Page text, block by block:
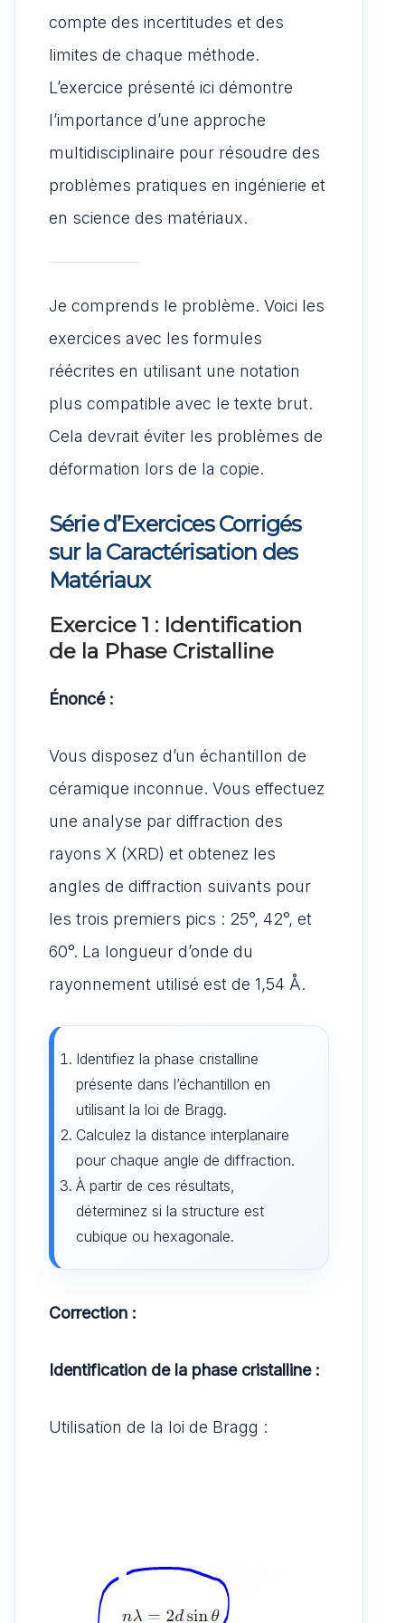
compte des incertitudes et des
limites de chaque méthode.
L’exercice présenté ici démontre
l’importance d’une approche
multidisciplinaire pour résoudre des
problèmes pratiques en ingénierie et
en science des matériaux.
Je comprends le problème. Voici les
exercices avec les formules
réécrites en utilisant une notation
plus compatible avec le texte brut.
Cela devrait éviter les problèmes de
déformation lors de la copie.
Série d’Exercices Corrigés
sur la Caractérisation des
Matériaux
Exercice 1 : Identification
de la Phase Cristalline
Énoncé :
Vous disposez d’un échantillon de
céramique inconnue. Vous effectuez
une analyse par diffraction des
rayons X (XRD) et obtenez les
angles de diffraction suivants pour
les trois premiers pics : 25°, 42°, et
60°. La longueur d’onde du
rayonnement utilisé est de 1,54 Å.
Identifiez la phase cristalline
présente dans l’échantillon en
utilisant la loi de Bragg.
Calculez la distance interplanaire
pour chaque angle de diffraction.
À partir de ces résultats,
déterminez si la structure est
cubique ou hexagonale.
Correction :
Identification de la phase cristalline :
Utilisation de la loi de Bragg :